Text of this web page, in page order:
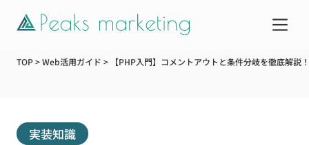
制作実績
TOP>Web活用ガイド > 【PHP入門】コメントアウトと条件分岐を徹底解説！
実装知識